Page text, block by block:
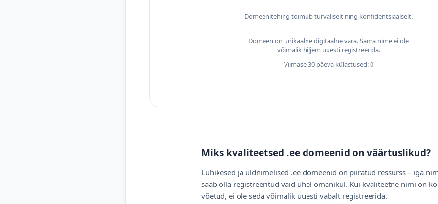
Domeenitehing toimub turvaliselt ning konfidentsiaalselt.
Domeen on unikaalne digitaalne vara. Sama nime ei ole
võimalik hiljem uuesti registreerida.
Viimase 30 päeva külastused: 0
Miks kvaliteetsed .ee domeenid on väärtuslikud?
Lühikesed ja üldnimelised .ee domeenid on piiratud ressurss – iga
saab olla registreeritud vaid ühel omanikul. Kui kvaliteetne nimi on
võetud, ei ole seda võimalik uuesti vabalt registreerida.